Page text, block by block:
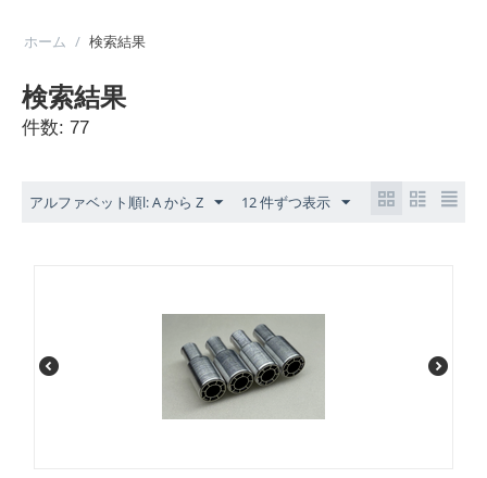
ホーム / 検索結果
検索結果
件数: 77
アルファベット順l: A から Z 12 件ずつ表示